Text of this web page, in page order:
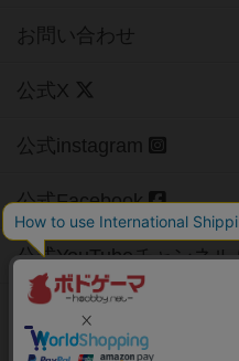
お問い合わせ
公式X
公式instagram
公式Facebook
公式YouTubeチャンネル